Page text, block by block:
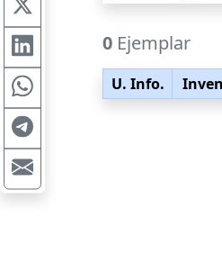
0 Ejemplar
U. Info.